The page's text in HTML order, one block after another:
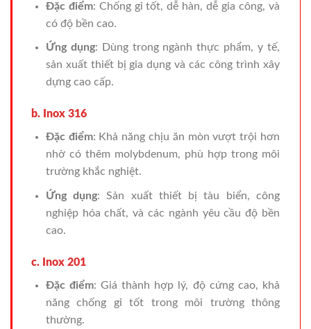
Đặc điểm: Chống gỉ tốt, dễ hàn, dễ gia công, và
có độ bền cao.
Ứng dụng: Dùng trong ngành thực phẩm, y tế,
sản xuất thiết bị gia dụng và các công trình xây
dựng cao cấp.
b. Inox 316
Đặc điểm: Khả năng chịu ăn mòn vượt trội hơn
nhờ có thêm molybdenum, phù hợp trong môi
trường khắc nghiệt.
Ứng dụng: Sản xuất thiết bị tàu biển, công
nghiệp hóa chất, và các ngành yêu cầu độ bền
cao.
c. Inox 201
Đặc điểm: Giá thành hợp lý, độ cứng cao, khả
năng chống gỉ tốt trong môi trường thông
thường.